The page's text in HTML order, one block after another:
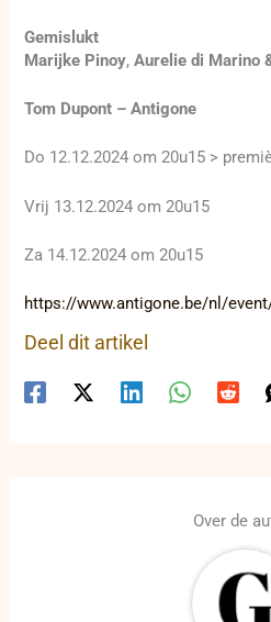
Gemislukt
Marijke Pinoy,Aurelie di Marino
Tom Dupont – Antigone
Do 12.12.2024 om 20u15 >
Vrij 13.12.2024 om 20u15
Za 14.12.2024 om 20u15
https://www.antigone.be/nl/
Deel dit artikel
Over de